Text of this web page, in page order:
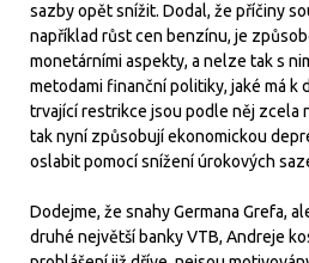
sazby opět snížit. Dodal, že příčiny
například růst cen benzínu, je
monetárními aspekty, a nelze tak s
metodami finanční politiky, jaké má k
trvající restrikce jsou podle něj zcela
tak nyní způsobují ekonomickou
oslabit pomocí snížení úrokových
Dodejme, že snahy Germana Grefa,
druhé největší banky VTB, Andreje